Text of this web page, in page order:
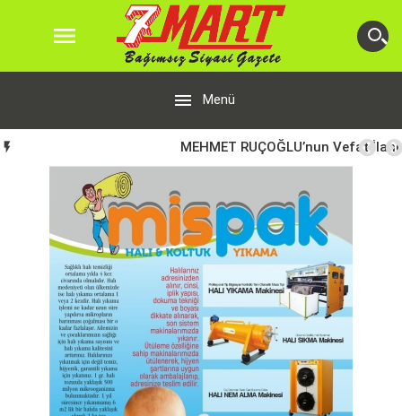

 Menü
 MEHMET RUÇOĞLU’nun Vefat İlanı